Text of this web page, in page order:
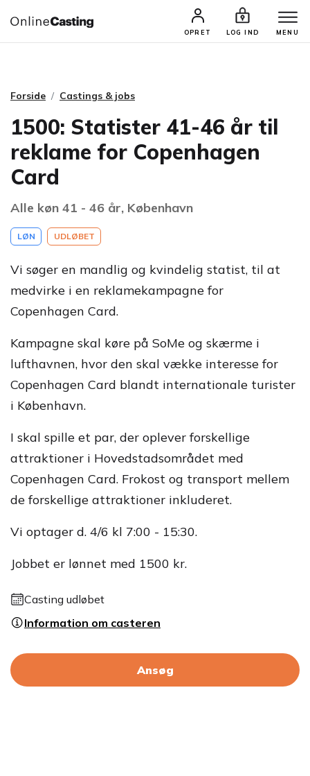
OPRET LOG IND MENU
CASTINGS & JOBS SØG PROFIL
Forside Castings & jobs
1500: Statister 41-46 år til
reklame for Copenhagen
Card
Alle køn 41 - 46 år, København
LØN UDLØBET
Vi søger en mandlig og kvindelig statist, til at
medvirke i en reklamekampagne for
Copenhagen Card.
Kampagne skal køre på SoMe og skærme i
lufthavnen, hvor den skal vække interesse for
Copenhagen Card blandt internationale turister
i København.
I skal spille et par, der oplever forskellige
attraktioner i Hovedstadsområdet med
Copenhagen Card. Frokost og transport mellem
de forskellige attraktioner inkluderet.
Vi optager d. 4/6 kl 7:00 - 15:30.
Jobbet er lønnet med 1500 kr.
Casting udløbet
Information om casteren
Ansøg